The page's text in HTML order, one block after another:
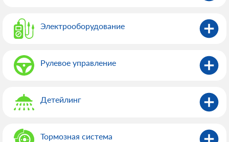
Электрооборудованиe
Рулевое управление
Детейлинг
Тормозная система